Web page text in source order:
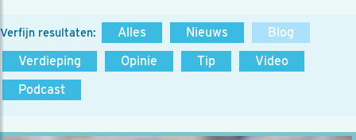
Verfijn resultaten: Alles Nieuws
Blog
Verdieping
Opinie Tip
Video
Podcast